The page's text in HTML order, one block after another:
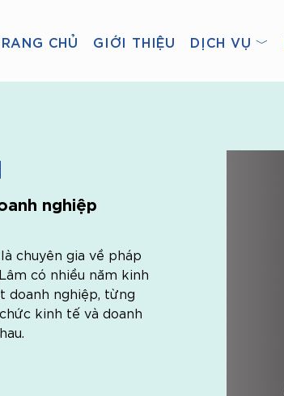
CHỦ GIỚI THIỆU DỊCH VỤ ﹀
nghiệp
chuyên gia về pháp
có nhiều năm kinh
doanh nghiệp, từng
kinh tế và doanh